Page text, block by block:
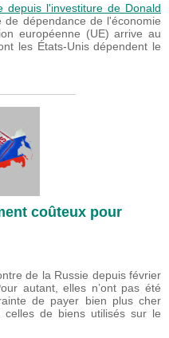
l'investiture de Donald
dépendance de l'économie
européenne (UE) arrive au
les États-Unis dépendent le
coûteux pour
de la Russie depuis février
autant, elles n’ont pas été
de payer bien plus cher
celles de biens utilisés sur le